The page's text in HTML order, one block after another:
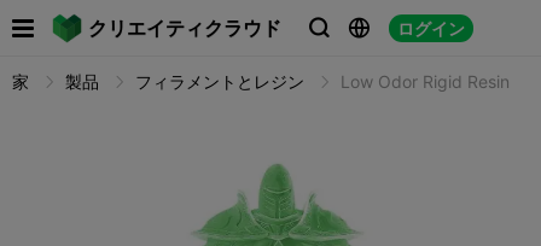
クリエイティクラウド   ログイン

家 製品 フィラメントとレジン Low Odor Rigid Resin